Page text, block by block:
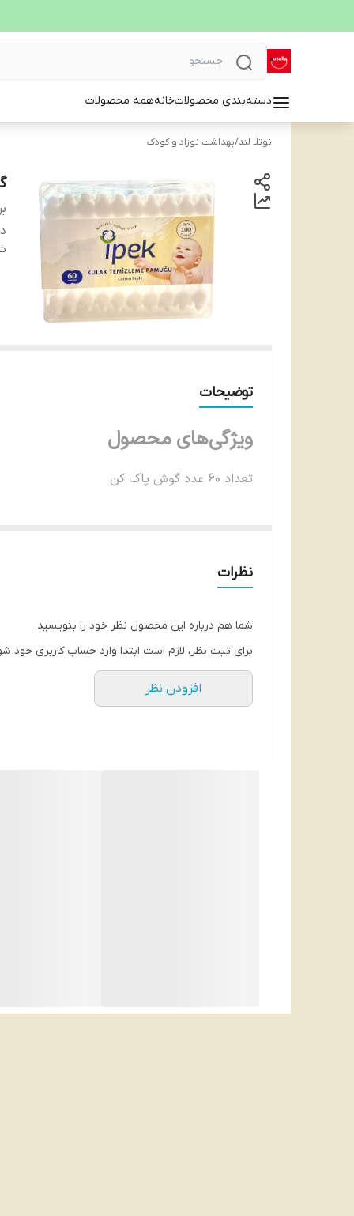
دسته‌بندی محصولاتخانههمه محصولات
نوتلا لند/بهداشت نوزاد و کودک
توضیحات
ویژگی‌های محصول
تعداد 60 عدد گوش پاک کن
طراحی دارای سر نرم برای جلوگیری از آسیب به
حساسیت زا فاقد مواد شیمیایی حساسیت زا
بسته بندی بسته بندی مناسب و بهداشتی
استفاده آسان طراحی مناسب برای راحتی در
نظرات
شما هم درباره این محصول نظر خود را بنویسید.
برای ثبت نظر، لازم است ابتدا وارد حساب کاربری خود
افزودن نظر